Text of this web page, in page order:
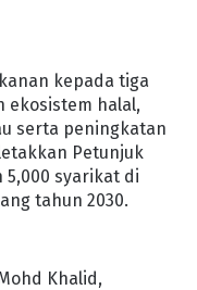
kepada tiga
ekosistem halal,
serta peningkatan
Petunjuk
5,000 syarikat di
tahun 2030.
Khalid,